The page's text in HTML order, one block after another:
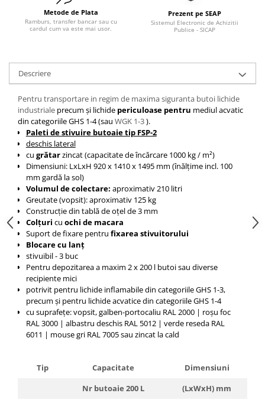
Pozitionere de sudura
Instalatii de rotire
Tip SB - cu bază rabatabilă
Nacela stivuitor
Prelungitor lame stivuitor CAM
attachments
Atasamente profesionale CAM
Cleste ridicare butoi
Dispozitive ridicare butoaie
Metode de Plata
Ramburs, transfer bancar sau cu
cardul cum va este mai usor.
Prezent pe SEAP
Sistemul Electronic de Achizitii
Publice - SICAP
Descriere
Pentru transportare in regim de maxima siguranta butoi lichide
industriale precum și lichide periculoase pentru mediul acvatic
din categoriile GHS 1-4 (sau WGK 1-3).
Paleti de stivuire butoaie tip FSP-2
deschis lateral
cu grătarzincat(capacitate de încărcare 1000 kg / m²)
Dimensiuni: LxLxH 920 x 1410 x 1495mm (înălțime incl. 100
mm gardă la sol)
Volumul de colectare: aproximativ 210 litri
Greutate (vopsit): aproximativ 125 kg
Construcție din tablă de oțel de 3 mm
Colțuri cu ochi de macara
Suport de fixare pentru fixarea stivuitorului
Blocare cu lanț
stivuibil - 3 buc
Pentru depozitarea a maxim 2 x 200 l butoi sau diverse
recipiente mici
potrivit pentru lichide inflamabile din categoriile GHS 1-3,
precum și pentru lichide acvatice din categoriile GHS 1-4
cu suprafețe: vopsit, galben-portocaliu RAL 2000 | roșu foc
RAL 3000 | albastru deschis RAL 5012 | verde reseda RAL
6011 | mouse gri RAL 7005 sau zincat la cald
Tip Capacitate
Dimensiuni
Nr butoaie 200 L
(LxWxH) mm